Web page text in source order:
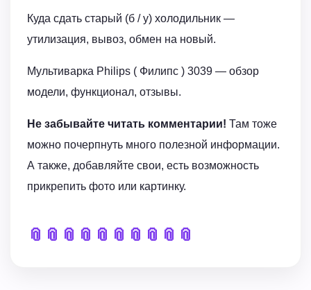
Куда сдать старый (б / у) холодильник —
утилизация, вывоз, обмен на новый.
Мультиварка Philips ( Филипс ) 3039 — обзор
модели, функционал, отзывы.
Не забывайте читать комментарии! Там тоже
можно почерпнуть много полезной информации.
А также, добавляйте свои, есть возможность
прикрепить фото или картинку.
📎 📎 📎 📎 📎 📎 📎 📎 📎 📎